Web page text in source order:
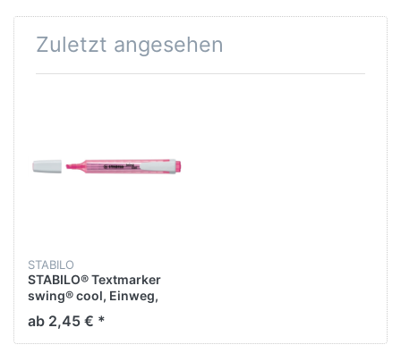
Zuletzt angesehen
STABILO
STABILO® Textmarker
swing® cool, Einweg,
flach, Keilspitze, 1 - 4 mm,
Schaftfarbe: in
Schreibfarbe,
ab 2,45 € *